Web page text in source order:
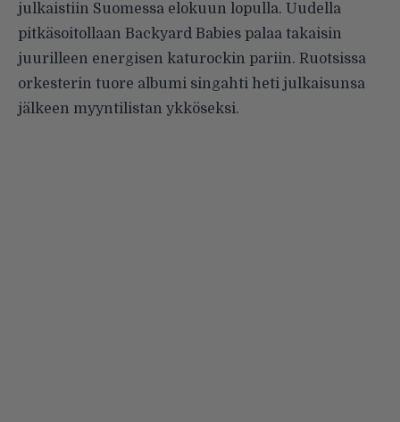
julkaistiin Suomessa elokuun lopulla. Uudella
pitkäsoitollaan Backyard Babies palaa takaisin
juurilleen energisen katurockin pariin. Ruotsissa
orkesterin tuore albumi singahti heti julkaisunsa
jälkeen myyntilistan ykköseksi.